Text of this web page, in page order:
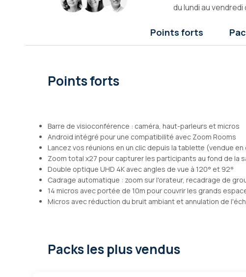
du lundi au vendredi
Points forts
Points forts
Barre de visioconférence : caméra, haut-parleurs et micros
Android intégré pour une compatibilité avec Zoom Rooms
Lancez vos réunions en un clic depuis la tablette (vendue
Zoom total x27 pour capturer les participants au fond de la
Double optique UHD 4K avec angles de vue à 120° et 92°
Cadrage automatique : zoom sur l'orateur, recadrage de
14 micros avec portée de 10m pour couvrir les grands
Micros avec réduction du bruit ambiant et annulation de
Packs les plus vendus